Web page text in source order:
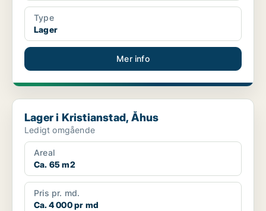
Type
Lager
Mer info
Lager i Kristianstad, Åhus
Lager i Kristianstad, Åhus
Ledigt omgående
Areal
Ca. 65 m2
Pris pr. md.
Ca. 4 000 pr md